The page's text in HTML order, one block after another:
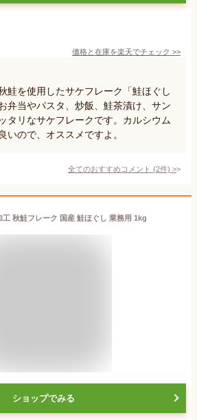
価格と在庫を楽天でチェック >>
鮭を使用したサケフレーク「鮭ほぐし
弁当やパスタ、炒飯、鮭茶漬け、サン
タリなサケフレークです。カルシウム
いので、オススメですよ。
全てのおすすめコメント (2件) >
工 秋鮭フレーク 国産 鮭ほぐし 業務用 1kg
ショップでみる